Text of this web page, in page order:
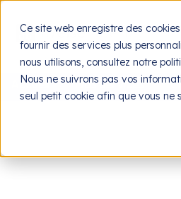
Ce site web enregistre des
fournir des services plus
nous utilisons, consultez notre
Nous ne suivrons pas vos
seul petit cookie afin que vous ne
Accueil Nos services